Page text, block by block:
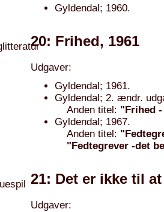
Gyldendal; 1960.
20: Frihed, 1961
Udgaver:
Gyldendal; 1961.
Gyldendal; 2. ændr.
Anden titel: "Frihed
Gyldendal; 1967.
Anden titel:
"Fedtegrever -det
21: Det er ikke til
Udgaver: